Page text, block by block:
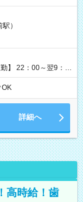
分があります。 雇
1,610円以上
）
】 22：00～翌9：
の時間
となります）
OK
詳細へ
高時給！歯